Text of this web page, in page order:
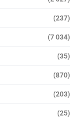
(237)
(7 034)
(35)
(870)
(203)
(25)